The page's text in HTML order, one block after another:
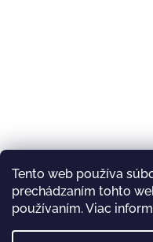
Tento web používa
prechádzaním tohto
používaním. Viac
Sledovať na